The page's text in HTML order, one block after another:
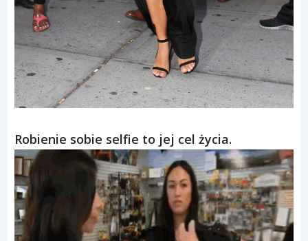
Robienie sobie selfie to jej cel życia.